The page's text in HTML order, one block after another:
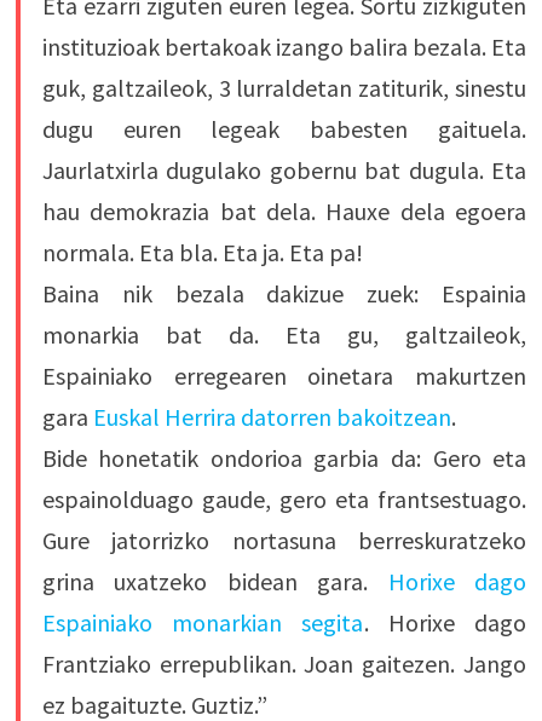
instituzioak bertakoak izango balira bezala. Eta
guk, galtzaileok, 3 lurraldetan zatiturik, sinestu
dugu euren legeak babesten gaituela.
Jaurlatxirla dugulako gobernu bat dugula. Eta
hau demokrazia bat dela. Hauxe dela egoera
normala. Eta bla. Eta ja. Eta pa!
Baina nik bezala dakizue zuek: Espainia
monarkia bat da. Eta gu, galtzaileok,
Espainiako erregearen oinetara makurtzen
gara Euskal Herrira datorren bakoitzean.
Bide honetatik ondorioa garbia da: Gero eta
espainolduago gaude, gero eta frantsestuago.
Gure jatorrizko nortasuna berreskuratzeko
grina uxatzeko bidean gara. Horixe dago
Espainiako monarkian segita. Horixe dago
Frantziako errepublikan. Joan gaitezen. Jango
ez bagaituzte. Guztiz.”